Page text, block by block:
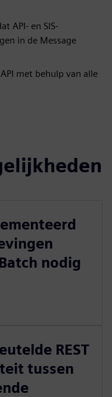
API- en SIS-
in de Message
met behulp van alle
nodig
REST
tussen